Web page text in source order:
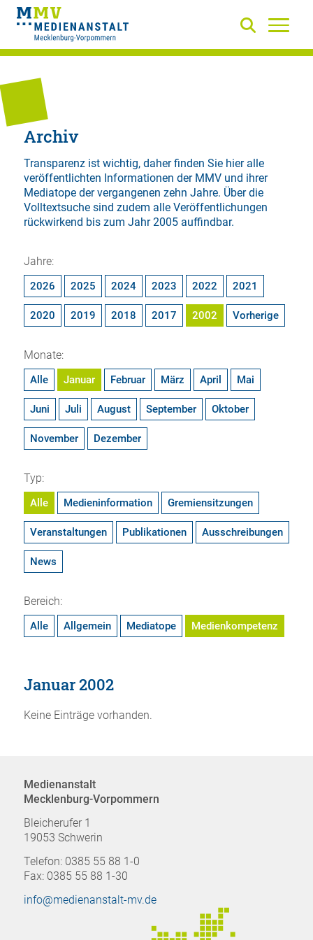
Archiv
Transparenz ist wichtig, daher finden Sie hier alle
veröffentlichten Informationen der MMV und ihrer
Mediatope der vergangenen zehn Jahre. Über die
Volltextsuchesind zudem alle Veröffentlichungen
rückwirkend bis zum Jahr 2005 auffindbar.
Jahre:
2026 2025 2024 2023 2022 2021
2020 2019 2018 2017 2002 Vorherige
Monate:
Alle Januar Februar März April Mai
Juni Juli August September Oktober
November Dezember
Typ:
Alle Medieninformation Gremiensitzungen
Veranstaltungen Publikationen Ausschreibungen
News
Bereich:
Alle Allgemein Mediatope Medienkompetenz
Januar 2002
Keine Einträge vorhanden.
Medienanstalt
Mecklenburg-Vorpommern
Bleicherufer 1
19053 Schwerin
Telefon: 0385 55 88 1-0
Fax: 0385 55 88 1-30
info@medienanstalt-mv.de